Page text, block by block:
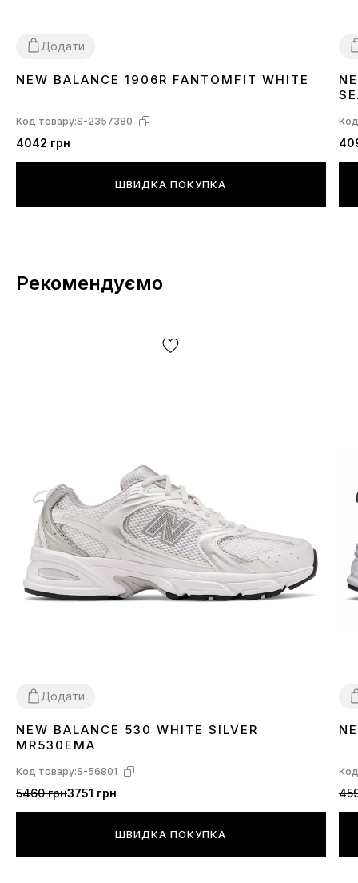
Додати
3637 3839404142
NEW BALANCE 1906R FANTOMFIT WHITE
Код товару:S-2357380
4042 грн
ШВИДКА ПОКУПКА
Рекомендуємо
Додати
3637 3839404142 434445
NEW BALANCE 530 WHITE SILVER
MR530EMA
Код товару:S-56801
5460 грн3751 грн
ШВИДКА ПОКУПКА